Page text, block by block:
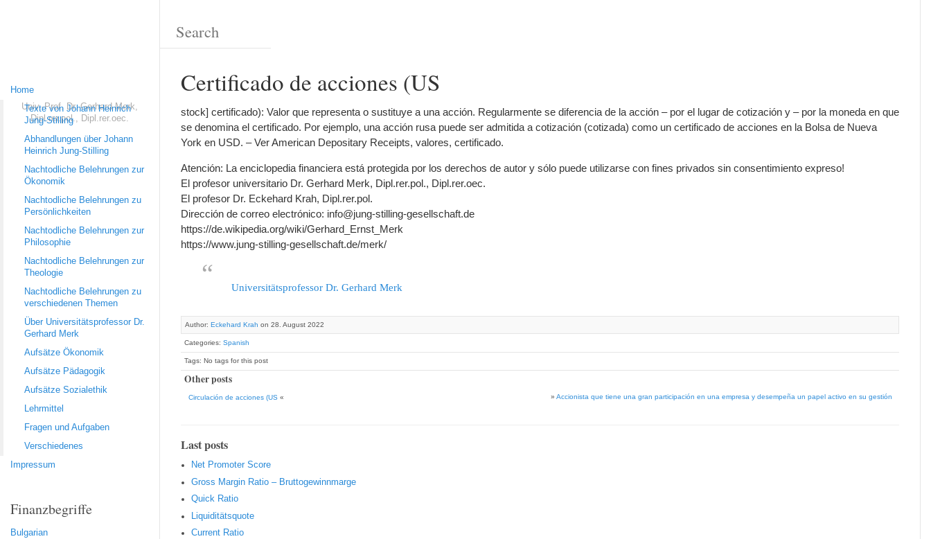
Univ.-Prof. Dr. Gerhard Merk,
Dipl.rer.pol., Dipl.rer.oec.
Home
Texte von Johann Heinrich
Jung-Stilling
Abhandlungen über Johann
Heinrich Jung-Stilling
Nachtodliche Belehrungen zur
Ökonomik
Nachtodliche Belehrungen zu
Persönlichkeiten
Nachtodliche Belehrungen zur
Philosophie
Nachtodliche Belehrungen zur
Theologie
Nachtodliche Belehrungen zu
verschiedenen Themen
Über Universitätsprofessor Dr.
Gerhard Merk
Aufsätze Ökonomik
Aufsätze Pädagogik
Aufsätze Sozialethik
Lehrmittel
Fragen und Aufgaben
Verschiedenes
Impressum
Finanzbegriffe
Bulgarian
Certificado de acciones (US
stock] certificado): Valor que representa o sustituye a una acción. Regularmente se diferencia de la acción – por el lugar de cotización y – por la moneda en que
se denomina el certificado. Por ejemplo, una acción rusa puede ser admitida a cotización (cotizada) como un certificado de acciones en la Bolsa de Nueva
York en USD. – Ver American Depositary Receipts, valores, certificado.
Atención: La enciclopedia financiera está protegida por los derechos de autor y sólo puede utilizarse con fines privados sin consentimiento expreso!
El profesor universitario Dr. Gerhard Merk, Dipl.rer.pol., Dipl.rer.oec.
El profesor Dr. Eckehard Krah, Dipl.rer.pol.
Dirección de correo electrónico: info@jung-stilling-gesellschaft.de
https://de.wikipedia.org/wiki/Gerhard_Ernst_Merk
https://www.jung-stilling-gesellschaft.de/merk/
Universitätsprofessor Dr. Gerhard Merk
Author: Eckehard Krah on 28. August 2022
Categories: Spanish
Tags: No tags for this post
Other posts
Circulación de acciones (US « » Accionista que tiene una gran participación en una empresa y desempeña un papel activo en su gestión
Last posts
Net Promoter Score
Gro ss Margin Ratio – Bruttogewinnmarge
Quic k Ratio
Liquiditätsquote
Current Ratio